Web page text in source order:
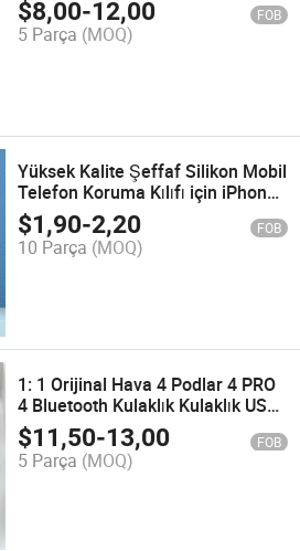
Katlanabilir Cep Telefonu Özellik
Aksesuarları 2g GSM CPU ile
$8,00-12,00 FOB
5 Parça (MOQ)
Yüksek Kalite Şeffaf Silikon Mobil
Telefon Koruma Kılıfı için iPhone
12/13 TPU Şeffaf Kılıf
$1,90-2,20 FOB
10 Parça (MOQ)
1: 1 Orijinal Hava 4 Podlar 4 PRO
4 Bluetooth Kulaklık Kulaklık USB
C Portu Anc Fonksiyonu ile Ios18
$11,50-13,00 FOB
5 Parça (MOQ)